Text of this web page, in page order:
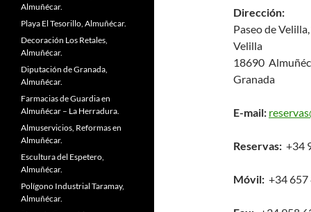
Dirección:
Paseo de
Velilla
18690
Granada
E-mail:
Reservas: +34
Móvil: +34 657
Almuñécar.
Playa El Tesorillo, Almuñécar.
Decoración Los Retales,
Almuñécar.
Diputación de Granada,
Almuñécar.
Farmacias de Guardia en
Almuñécar – La Herradura.
Almuservicios, Reformas en
Almuñécar.
Escultura del Espetero,
Almuñécar.
Polígono Industrial Taramay,
Almuñécar.